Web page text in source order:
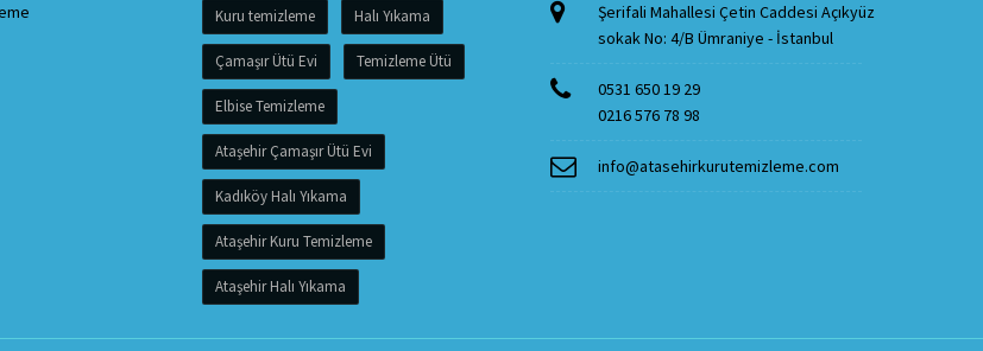
Kuru temizleme Halı Yıkama
Çamaşır Ütü Evi Temizleme Ütü
Elbise Temizleme
Ataşehir Çamaşır Ütü Evi
Kadıköy Halı Yıkama
Ataşehir Kuru Temizleme
Ataşehir Halı Yıkama
Şerifali Mahallesi Çetin Caddesi Açıkyüz
sokak No: 4/B Ümraniye - İstanbul
0531 650 19 29
0216 576 78 98
info@atasehirkurutemizleme.com